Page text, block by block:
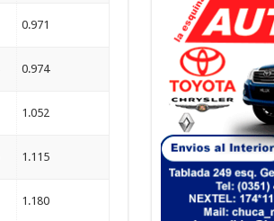
0.971
0.974
1.052
1.115
1.180